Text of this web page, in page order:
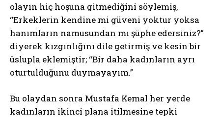
olayın hiç hoşuna gitmediğini söylemiş,
“Erkeklerin kendine mi güveni yoktur yoksa
hanımların namusundan mı şüphe edersiniz?”
diyerek kızgınlığını dile getirmiş ve kesin bir
üslupla eklemiştir; “Bir daha kadınların ayrı
oturtulduğunu duymayayım.”
Bu olaydan sonra Mustafa Kemal her yerde
kadınların ikinci plana itilmesine tepki